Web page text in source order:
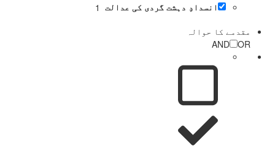
انسدادِ دہشت گردی کی عدالت
1
مقدمے کا حوالہ
AND
OR